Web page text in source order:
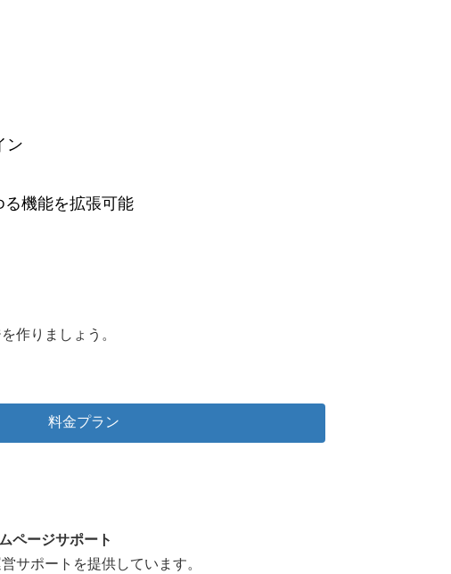
ン
機能を拡張可能
作りましょう。
料金プラン
ページサポート
サポートを提供しています。